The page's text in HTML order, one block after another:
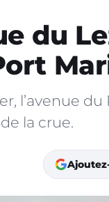
du
l’avenue du
la crue.